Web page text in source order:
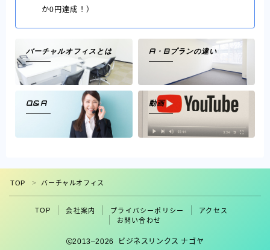
か0円達成！）
バーチャルオフィスとは A・Bプランの違い
Q&A 動画
TOP ＞ バーチャルオフィス
TOP 会社案内 プライバシーポリシー
アクセス
お問い合わせ
2013–2026 ビジネスリンクス ナゴヤ